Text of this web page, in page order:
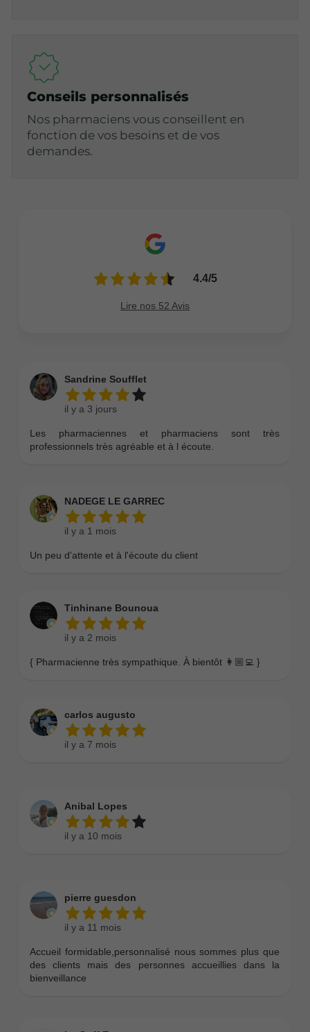
Conseils personnalisés
Nos pharmaciens vous conseillent en
fonction de vos besoins et de vos
demandes.